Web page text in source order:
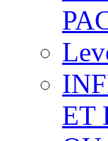
ET